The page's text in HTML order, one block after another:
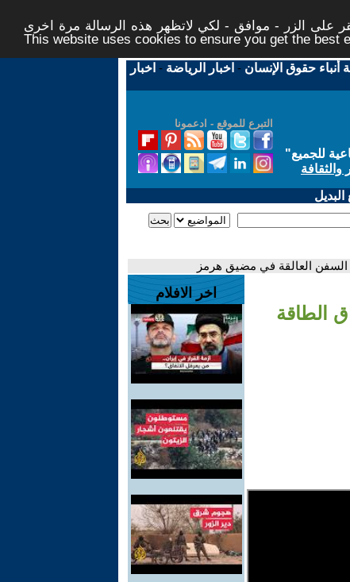
على الزر - موافق - لكي لاتظهر هذه الرسالة مرة اخرى -
This website uses cookies to ensure you get the best
أنباء حقوق الإنسان - اخبار الرياضة - اخبار
التبرع للموقع - ادعمونا
للجميع"
السفن العالقة في مضيق هرمز
الطاقة
اخر الافلام